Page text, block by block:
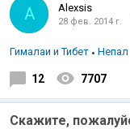
Аравийское море
A Alexsis
28 фев. 2014 г.
Гималаи и Тибет Непал
12 7707
Скажите,